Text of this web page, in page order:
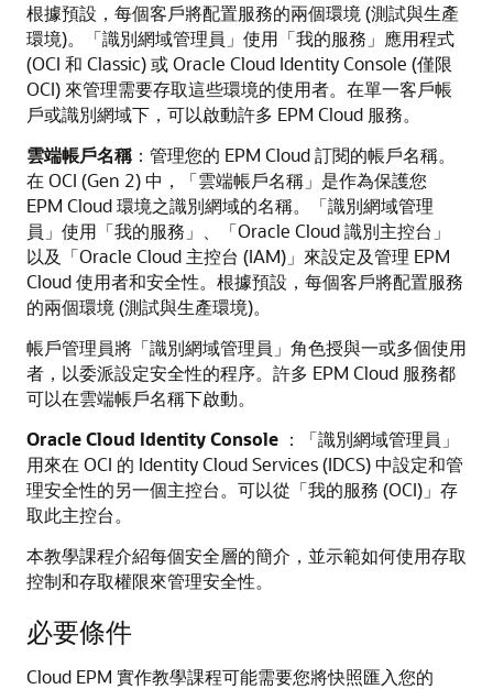
根據預設，每個客戶將配置服務的兩個環境 (測試與生產
環境)。「識別網域管理員」使用「我的服務」應用程式
(OCI 和 Classic) 或 Oracle Cloud Identity Console (僅限
OCI) 來管理需要存取這些環境的使用者。在單一客戶帳
戶或識別網域下，可以啟動許多 EPM Cloud 服務。
雲端帳戶名稱：管理您的 EPM Cloud 訂閱的帳戶名稱。
在 OCI (Gen 2) 中，「雲端帳戶名稱」是作為保護您
EPM Cloud 環境之識別網域的名稱。「識別網域管理
員」使用「我的服務」、「Oracle Cloud 識別主控台」
以及「Oracle Cloud 主控台 (IAM)」來設定及管理 EPM
Cloud 使用者和安全性。根據預設，每個客戶將配置服務
的兩個環境 (測試與生產環境)。
帳戶管理員將「識別網域管理員」角色授與一或多個使用
者，以委派設定安全性的程序。許多 EPM Cloud 服務都
可以在雲端帳戶名稱下啟動。
Oracle Cloud Identity Console ：「識別網域管理員」
用來在 OCI 的 Identity Cloud Services (IDCS) 中設定和管
理安全性的另一個主控台。可以從「我的服務 (OCI)」存
取此主控台。
本教學課程介紹每個安全層的簡介，並示範如何使用存取
控制和存取權限來管理安全性。
必要條件
Cloud EPM 實作教學課程可能需要您將快照匯入您的